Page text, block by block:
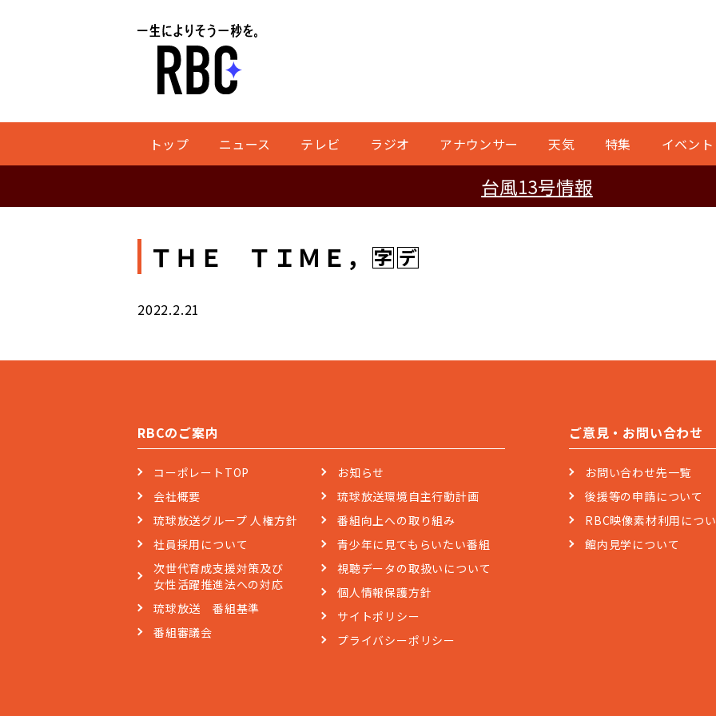
トップ ニュース テレビ ラジオ アナウンサー 天気 特集 イベント
台風13号情報
ＴＨＥ ＴＩＭＥ，🈑🈓
2022.2.21
RBCのご案内
コーポレートTOP
会社概要
琉球放送グループ 人権方針
社員採用について
次世代育成支援対策及び
女性活躍推進法への対応
琉球放送 番組基準
番組審議会
お知らせ
琉球放送環境自主行動計画
番組向上への取り組み
青少年に見てもらいたい番組
視聴データの取扱いについて
個人情報保護方針
サイトポリシー
プライバシーポリシー
ご意見・お問い合わせ
お問い合わせ先一覧
後援等の申請について
RBC映像素材利用につ
館内見学について